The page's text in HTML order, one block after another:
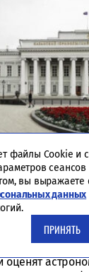
2022 КУЛЬТУРА
ЮНЕСКО
оценят
файлы Cookie и
сеансов
вы выражаете
данных
ПРИНЯТЬ